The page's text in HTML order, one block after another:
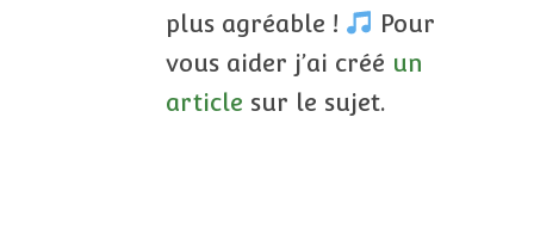
plus agréable !
Pour
vous aider j’ai créé un
article sur le sujet.